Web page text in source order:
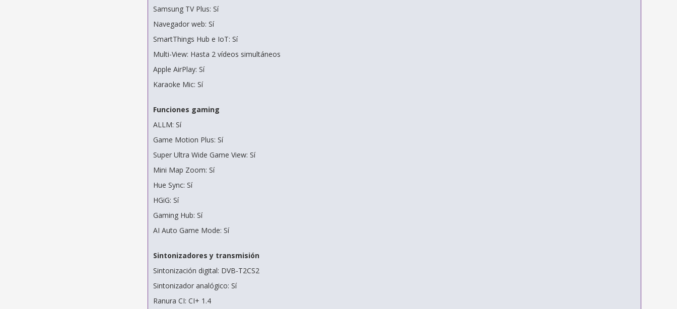
Samsung TV Plus: Sí
Navegador web: Sí
SmartThings Hub e IoT: Sí
Multi-View: Hasta 2 vídeos simultáneos
Apple AirPlay: Sí
Karaoke Mic: Sí
Funciones gaming
ALLM: Sí
Game Motion Plus: Sí
Super Ultra Wide Game View: Sí
Mini Map Zoom: Sí
Hue Sync: Sí
HGiG: Sí
Gaming Hub: Sí
AI Auto Game Mode: Sí
Sintonizadores y transmisión
Sintonización digital: DVB-T2CS2
Sintonizador analógico: Sí
Ranura CI: CI+ 1.4